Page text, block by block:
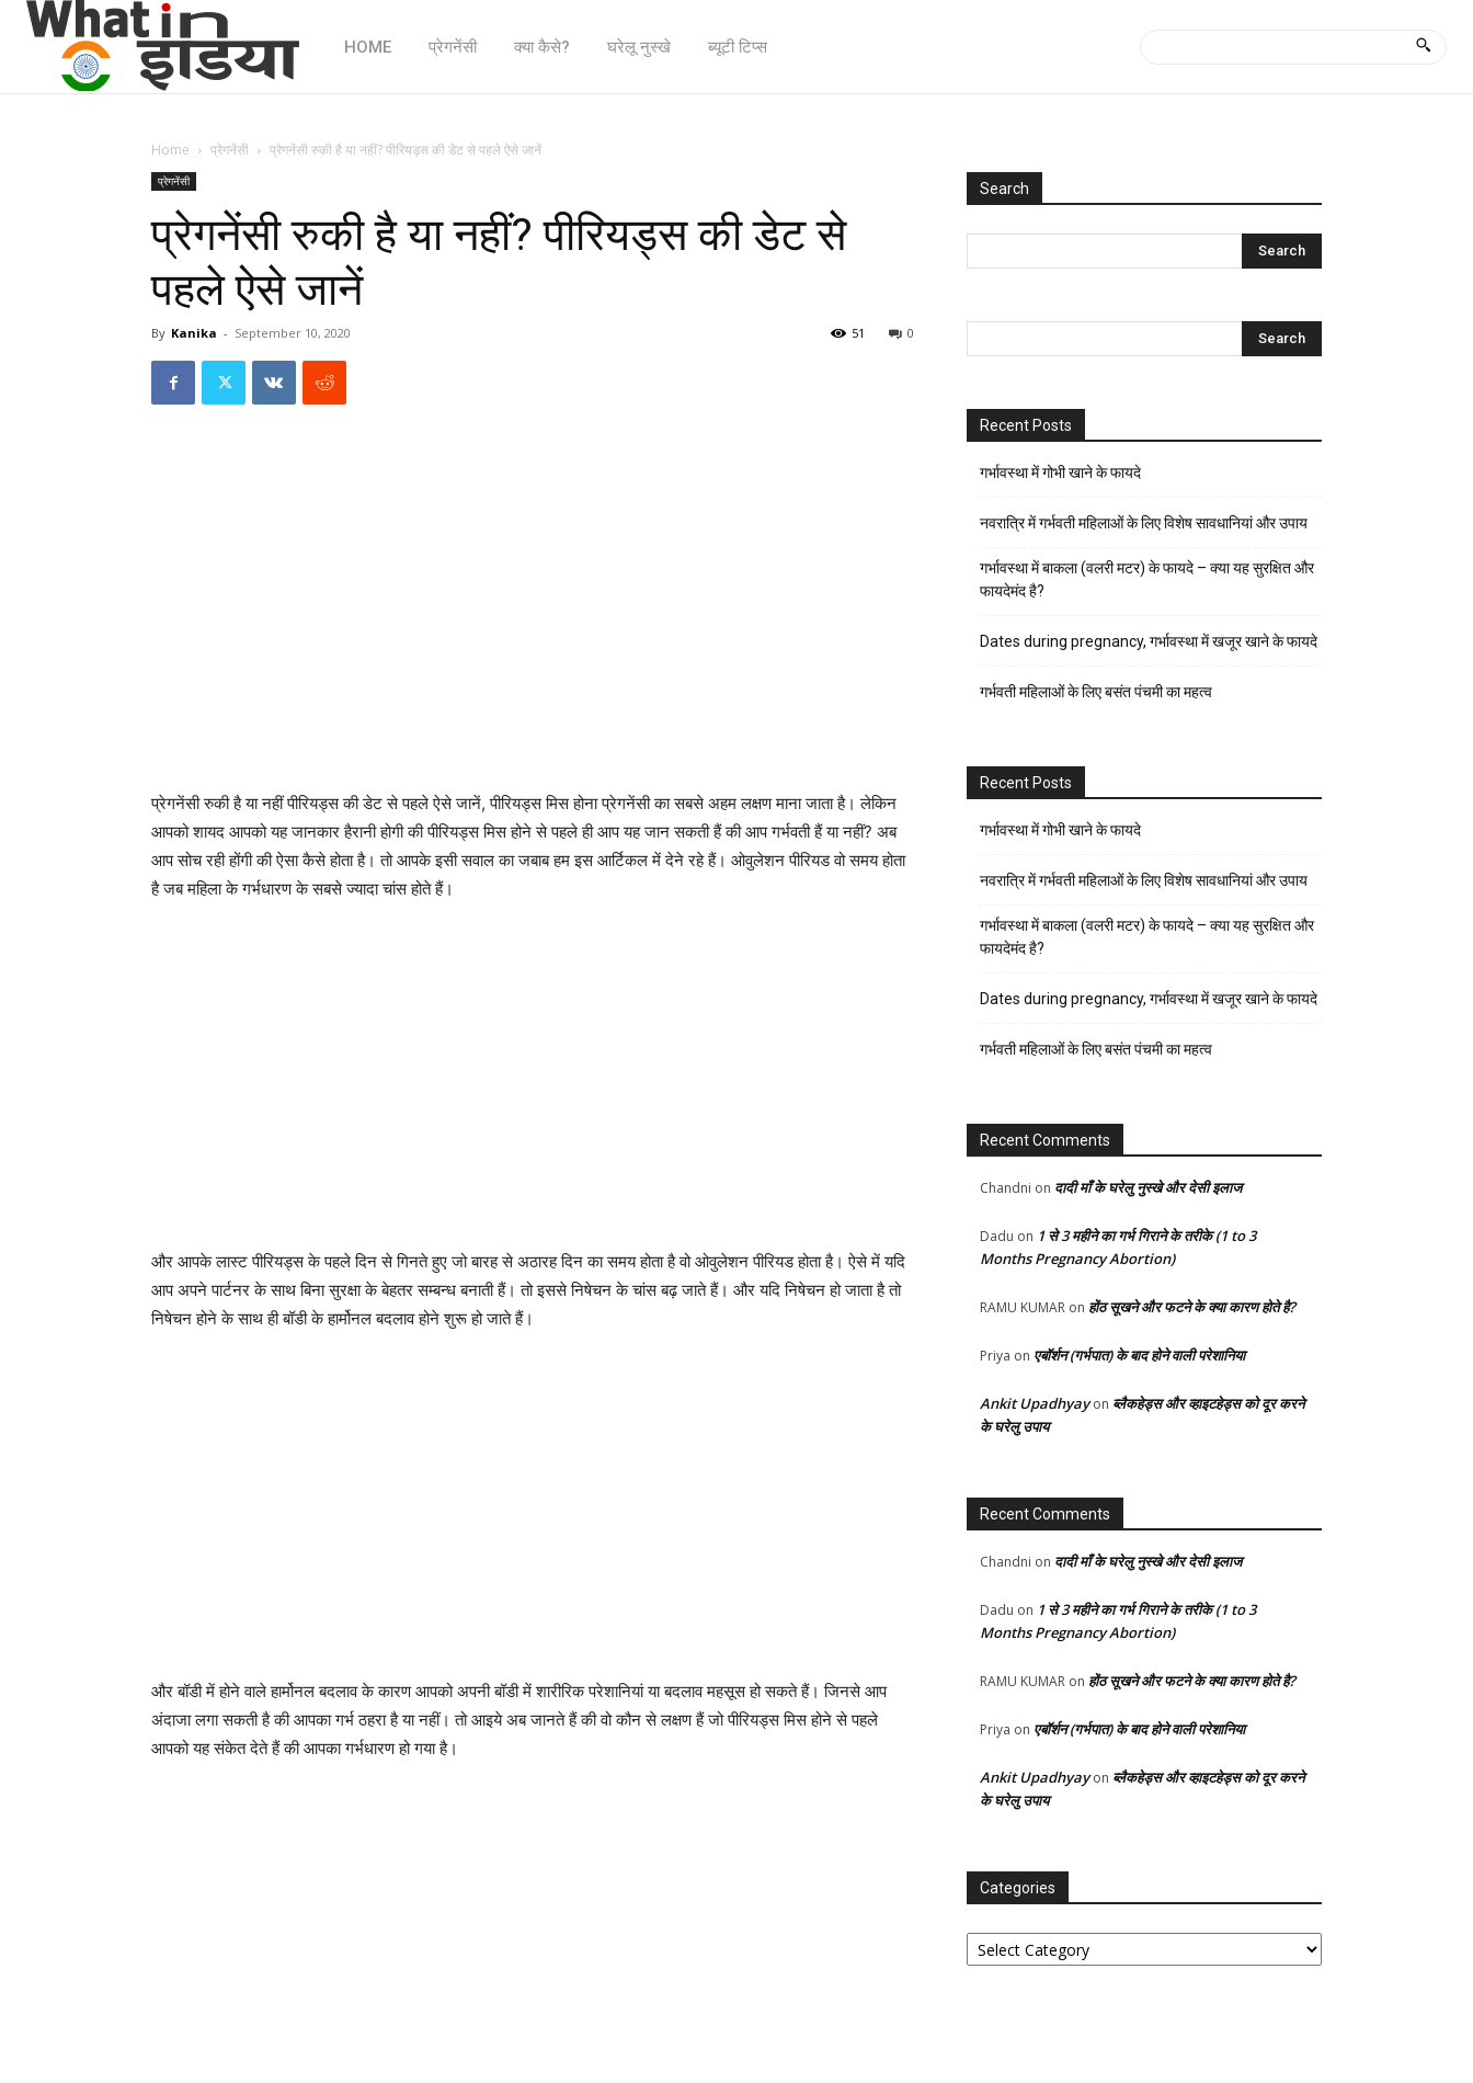
HOME प्रेगनेंसी क्या कैसे? घरेलू नुस्खे ब्यूटी टिप्स
Home प्रेगनेंसी प्रेगनेंसी रुकी है या नहीं? पीरियड्स की डेट से पहले ऐसे जानें
प्रेगनेंसी
प्रेगनेंसी रुकी है या नहीं? पीरियड्स की डेट से
पहले ऐसे जानें
By Kanika - September 10, 2020 0
51
प्रेगनेंसी रुकी है या नहीं पीरियड्स की डेट से पहले ऐसे जानें, पीरियड्स मिस होना प्रेगनेंसी का सबसे अहम लक्षण माना जाता है। लेकिन
आपको शायद आपको यह जानकार हैरानी होगी की पीरियड्स मिस होने से पहले ही आप यह जान सकती हैं की आप गर्भवती हैं या नहीं? अब
आप सोच रही होंगी की ऐसा कैसे होता है। तो आपके इसी सवाल का जबाब हम इस आर्टिकल में देने रहे हैं। ओवुलेशन पीरियड वो समय होता
है जब महिला के गर्भधारण के सबसे ज्यादा चांस होते हैं।
और आपके लास्ट पीरियड्स के पहले दिन से गिनते हुए जो बारह से अठारह दिन का समय होता है वो ओवुलेशन पीरियड होता है। ऐसे में यदि
आप अपने पार्टनर के साथ बिना सुरक्षा के बेहतर सम्बन्ध बनाती हैं। तो इससे निषेचन के चांस बढ़ जाते हैं। और यदि निषेचन हो जाता है तो
निषेचन होने के साथ ही बॉडी के हार्मोनल बदलाव होने शुरू हो जाते हैं।
और बॉडी में होने वाले हार्मोनल बदलाव के कारण आपको अपनी बॉडी में शारीरिक परेशानियां या बदलाव महसूस हो सकते हैं। जिनसे आप
अंदाजा लगा सकती है की आपका गर्भ ठहरा है या नहीं। तो आइये अब जानते हैं की वो कौन से लक्षण हैं जो पीरियड्स मिस होने से पहले
आपको यह संकेत देते हैं की आपका गर्भधारण हो गया है।
Search
Recent Posts
गर्भावस्था में गोभी खाने के फायदे
नवरात्रि में गर्भवती महिलाओं के लिए विशेष सावधानियां और उपाय
गर्भावस्था में बाकला (वलरी मटर) के फायदे – क्या यह सुरक्षित और
फायदेमंद है?
Dates during pregnancy, गर्भावस्था में खजूर खाने के फायदे
गर्भवती महिलाओं के लिए बसंत पंचमी का महत्व
Recent Posts
गर्भावस्था में गोभी खाने के फायदे
नवरात्रि में गर्भवती महिलाओं के लिए विशेष सावधानियां और उपाय
गर्भावस्था में बाकला (वलरी मटर) के फायदे – क्या यह सुरक्षित और
फायदेमंद है?
Dates during pregnancy, गर्भावस्था में खजूर खाने के फायदे
गर्भवती महिलाओं के लिए बसंत पंचमी का महत्व
Recent Comments
Chandni on दादी माँ के घरेलु नुस्खे और देसी इलाज
Dadu on 1 से 3 महीने का गर्भ गिराने के तरीके (1 to 3
Months Pregnancy Abortion)
RAMU KUMAR on होंठ सूखने और फटने के क्या कारण होते है?
Priya on एबॉर्शन (गर्भपात) के बाद होने वाली परेशानिया
Ankit Upadhyayon ब्लैकहेड्स और व्हाइटहेड्स को दूर करने
के घरेलु उपाय
Recent Comments
Chandni on दादी माँ के घरेलु नुस्खे और देसी इलाज
Dadu on 1 से 3 महीने का गर्भ गिराने के तरीके (1 to 3
Months Pregnancy Abortion)
RAMU KUMAR on होंठ सूखने और फटने के क्या कारण होते है?
Priya on एबॉर्शन (गर्भपात) के बाद होने वाली परेशानिया
Ankit Upadhyayon ब्लैकहेड्स और व्हाइटहेड्स को दूर करने
के घरेलु उपाय
Categories
Categories